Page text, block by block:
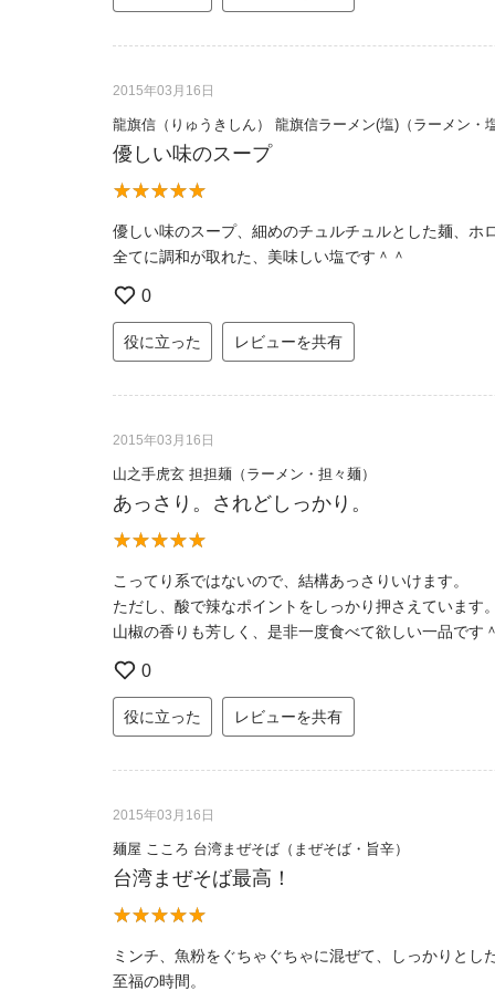
2015年03月16日
龍旗信（りゅうきしん） 龍旗信ラーメン(塩)（ラーメン・塩
優しい味のスープ
優しい味のスープ、細めのチュルチュルとした麺、ホ
全てに調和が取れた、美味しい塩です＾＾
0
役に立った レビューを共有
2015年03月16日
山之手虎玄 担担麺（ラーメン・担々麺）
あっさり。されどしっかり。
こってり系ではないので、結構あっさりいけます。
ただし、酸で辣なポイントをしっかり押さえています。
山椒の香りも芳しく、是非一度食べて欲しい一品です
0
役に立った レビューを共有
2015年03月16日
麺屋 こころ 台湾まぜそば（まぜそば・旨辛）
台湾まぜそば最高！
ミンチ、魚粉をぐちゃぐちゃに混ぜて、しっかりとし
至福の時間。